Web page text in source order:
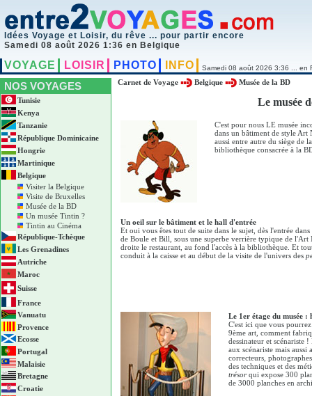
Idées Voyage et Loisir, du rêve ... pour partir encore
Samedi 08 août 2026 1:36 en Belgique
VOYAGE LOISIR PHOTO INFO Samedi 08 août 2026 3:36 ... en
NOS VOYAGES
Tunisie
Kenya
Tanzanie
République Dominicaine
Hongrie
Martinique
Belgique
Visiter la Belgique
Visite de Bruxelles
Musée de la BD
Un musée Tintin ?
Tintin au Cinéma
République-Tchèque
Les Grenadines
Autriche
Maroc
Suisse
France
Vanuatu
Provence
Ecosse
Portugal
Malaisie
Bretagne
Croatie
Carnet de Voyage Belgique Musée de la BD
Le musée
C'est pour nous LE musée
dans un bâtiment de style Art
aussi entre autre du siège de
bibliothèque consacrée à la
Un oeil sur le bâtiment et le hall d'entrée
Et oui vous êtes tout de suite dans le sujet, dès l'entrée
de Boule et Bill, sous une superbe verrière typique de
droite le restaurant, au fond l'accès à la bibliothèque. Et
conduit à la caisse et au début de la visite de l'univers des
Le 1er étage du musée :
C'est ici que vous
9ème art, comment
dessinateur et scénariste
aux scénariste mais
correcteurs,
des techniques et des
trésorqui expose 300
de 3000 planches en